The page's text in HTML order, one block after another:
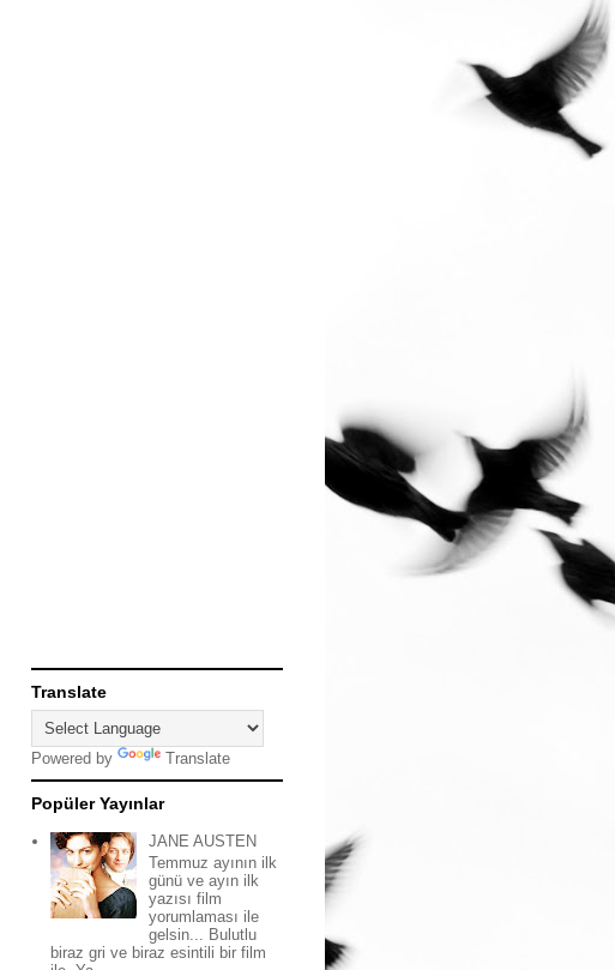
Translate
Powered by Translate
Popüler Yayınlar
JANE AUSTEN
Temmuz ayının ilk
günü ve ayın ilk
yazısı film
yorumlaması ile
gelsin... Bulutlu
biraz gri ve biraz esintili bir film